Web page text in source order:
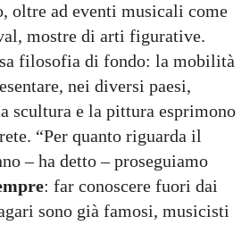
oltre ad eventi musicali come
mostre di arti figurative.
filosofia di fondo: la mobilità
nei diversi paesi,
scultura e la pittura esprimono
“Per quanto riguarda il
– ha detto – proseguiamo
: far conoscere fuori dai
sono già famosi, musicisti